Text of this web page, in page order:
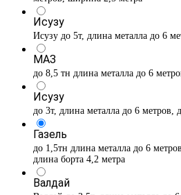
Исузу
Исузу до 5т, длина металла до 6
МАЗ
до 8,5 тн длина металла до 6
Исузу
до 3т, длина металла до 6 метров,
Газель
до 1,5тн длина металла до 6
длина борта 4,2 метра
Валдай